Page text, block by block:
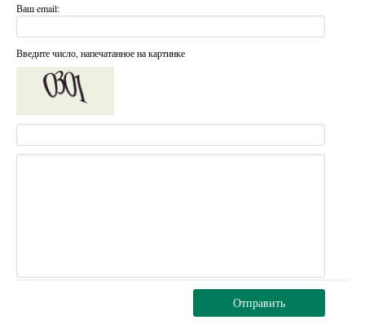
Ваш email:
Введите число, напечатанное на картинке
Отправить